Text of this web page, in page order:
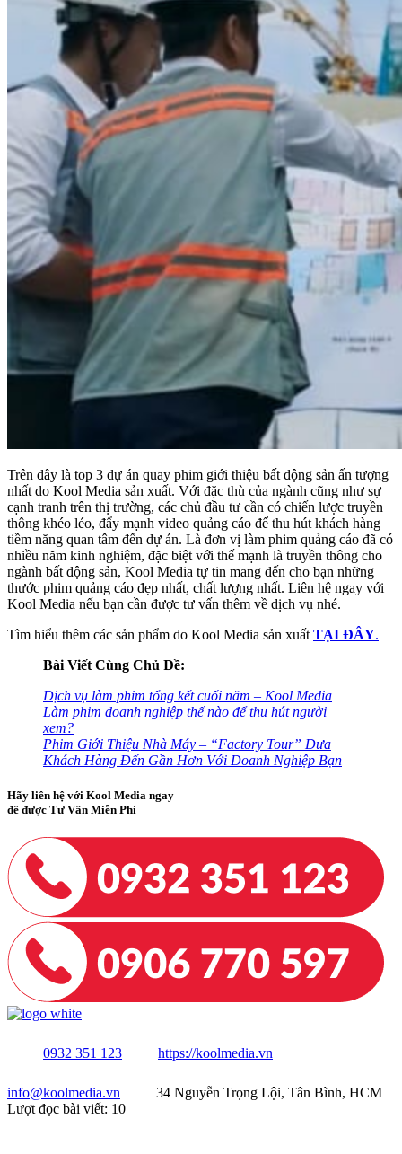
Trên đây là top 3 dự án quay phim giới thiệu bất động sản ấn tượng
nhất do Kool Media sản xuất. Với đặc thù của ngành cũng như sự
cạnh tranh trên thị trường, các chủ đầu tư cần có chiến lược truyền
thông khéo léo, đẩy mạnh video quảng cáo để thu hút khách hàng
tiềm năng quan tâm đến dự án. Là đơn vị làm phim quảng cáo đã có
nhiều năm kinh nghiệm, đặc biệt với thế mạnh là truyền thông cho
ngành bất động sản, Kool Media tự tin mang đến cho bạn những
thước phim quảng cáo đẹp nhất, chất lượng nhất. Liên hệ ngay với
Kool Media nếu bạn cần được tư vấn thêm về dịch vụ nhé.
Tìm hiểu thêm các sản phẩm do Kool Media sản xuất TẠI ĐÂY.
Bài Viết Cùng Chủ Đề:
Dịch vụ làm phim tổng kết cuối năm – Kool Media
Làm phim doanh nghiệp thế nào để thu hút người
xem?
Phim Giới Thiệu Nhà Máy – “Factory Tour” Đưa
Khách Hàng Đến Gần Hơn Với Doanh Nghiệp Bạn
Hãy liên hệ với Kool Media ngay
để được Tư Vấn Miễn Phí
0932 351 123 https://koolmedia.vn
info@koolmedia.vn
34 Nguyễn Trọng Lội, Tân Bình, HCM
Lượt đọc bài viết: 10